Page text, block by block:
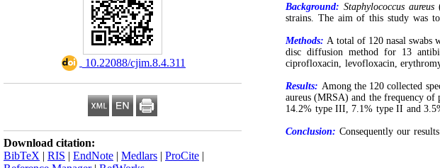
‎ 10.22088/cjim.8.4.311
Download citation:
BibTeX | RIS | EndNote | Medlars | ProCite |
Background:Staphylococcus aureus
strains. The aim of this study was
Methods:A total of 120 nasal swabs
disc diffusion method for 13
ciprofloxacin, levofloxacin,
Results: Among the 120 collected
aureus (MRSA) and the frequency of
14.2% type III, 7.1% type II and
Conclusion:Consequently our